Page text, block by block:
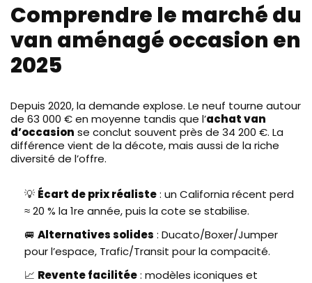
Comprendre le marché du
van aménagé occasion en
2025
Depuis 2020, la demande explose. Le neuf tourne autour
de 63 000 € en moyenne tandis que l’achat van
d’occasion se conclut souvent près de 34 200 €. La
différence vient de la décote, mais aussi de la riche
diversité de l’offre.
💡 Écart de prix réaliste: un California récent perd
≈ 20 % la 1re année, puis la cote se stabilise.
🚐 Alternatives solides : Ducato/Boxer/Jumper
pour l’espace, Trafic/Transit pour la compacité.
📈 Revente facilitée: modèles iconiques et